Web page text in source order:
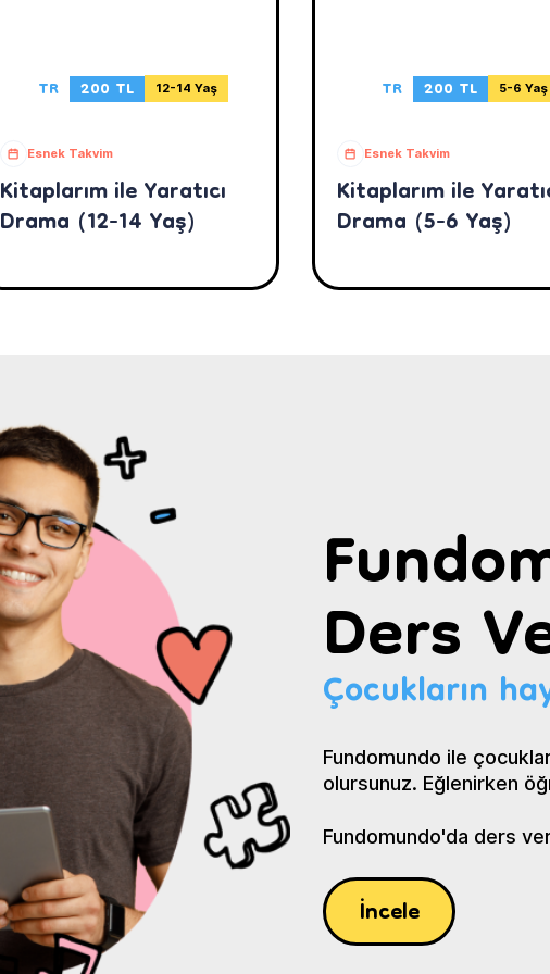
TR 200 TL 12-14 Yaş
Esnek Takvim
Kitaplarım ile Yaratıcı
Drama (12-14 Yaş)
TR 200 TL 5-6 Yaş
Esnek Takvim
Kitaplarım ile
Drama (5-6 Yaş)
Ders
Çocukların
Fundomundo ile
olursunuz. Eğlenirken
Fundomundo'da ders
İncele